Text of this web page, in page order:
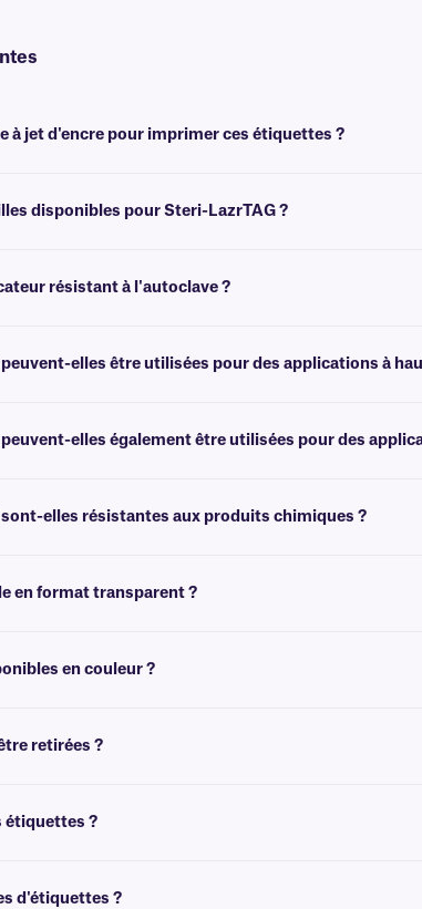
à jet d'encre pour imprimer ces étiquettes ?
disponibles pour Steri-LazrTAG ?
résistant à l'autoclave ?
elles être utilisées pour des applications à
elles également être utilisées pour des
elles résistantes aux produits chimiques ?
en format transparent ?
en couleur ?
retirées ?
étiquettes ?
d'étiquettes ?